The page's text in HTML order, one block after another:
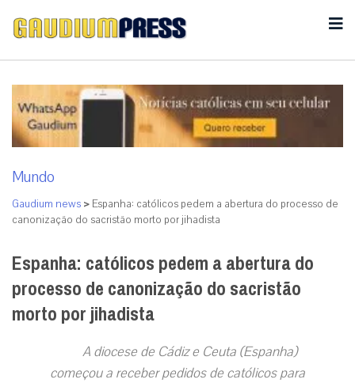
Mundo
Gaudium news > Espanha: católicos pedem a abertura do processo de
canonização do sacristão morto por jihadista
Espanha: católicos pedem a abertura do
processo de canonização do sacristão
morto por jihadista
A diocese de Cádiz e Ceuta (Espanha)
começou a receber pedidos de católicos para